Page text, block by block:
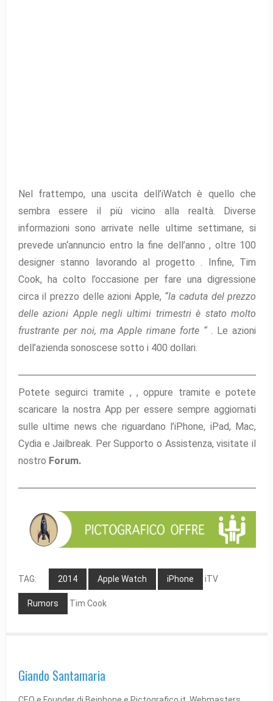
Nel frattempo, una uscita dell’iWatch è quello che
sembra essere il più vicino alla realtà.
Diverse
informazioni sono arrivate nelle ultime settimane, si
prevede un‘annuncio entro la fine dell’anno , oltre 100
designer stanno lavorando al progetto .
Infine, Tim
Cook, ha colto l’occasione per fare una digressione
circa il prezzo delle azioni Apple, “la caduta del prezzo
delle azioni Apple negli ultimi trimestri è stato molto
frustrante per noi, ma Apple rimane forte “ . Le azioni
dell’azienda sonoscese sotto i 400 dollari.
Potete seguirci tramite , ,oppure tramite e potete
scaricare la nostra App per essere sempre aggiornati
sulle ultime news che riguardano l’iPhone, iPad, Mac,
Cydia e Jailbreak. Per Supporto o Assistenza, visitate il
nostro Forum.
TAG: 2014 Apple Watch iPhone iTV
Rumors Tim Cook
Giando Santamaria